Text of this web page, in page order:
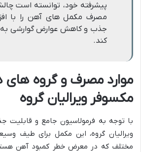
پیشرفته خود، توانسته است
مصرف مکمل های آهن را با
جذب و کاهش عوارض گوارشی
کند.
موارد مصرف و گروه
مکسوفر ویرالیان گروه
با توجه به فرمولاسیون جامع و قابلیت
ویرالیان گروه، این مکمل برای طیف
مختلف که در معرض خطر کمبود آهن